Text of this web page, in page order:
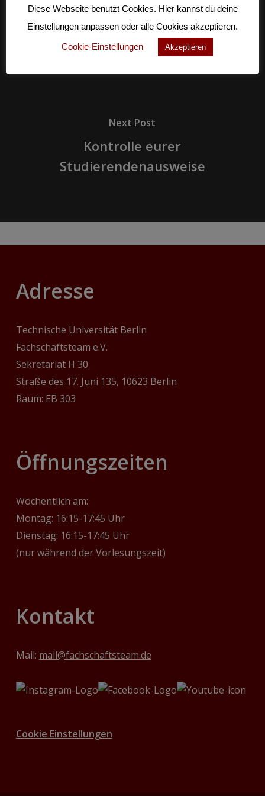
Klausurenservice Ferientermine
Next Post
Kontrolle eurer
Studierendenausweise
Adresse
Technische Universität Berlin
Fachschaftsteam e.V.
Sekretariat H 30
Straße des 17. Juni 135, 10623 Berlin
Raum: EB 303
‎Öffnungszeiten
Wöchentlich am:
Montag: 16:15-17:45 Uhr
Dienstag: 16:15-17:45 Uhr
(nur während der Vorlesungszeit)
Kontakt
Mail: mail@fachschaftsteam.de
Cookie Einstellungen
Diese Webseite benutzt Cookies. Hier kannst du deine
Einstellungen anpassen oder alle Cookies akzeptieren.
Cookie-Einstellungen
Akzeptieren